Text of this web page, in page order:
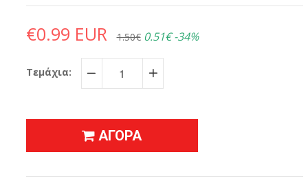
€0.99 EUR 1.50€ 0.51€ -34%
Τεμάχια:
− +
ΑΓΟΡΑ